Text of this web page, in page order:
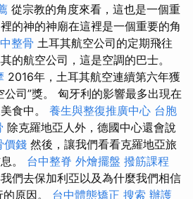
從宗教的角度來看，這也是一個重
的神的神廟在這裡是一個重要的角
整骨 土耳其航空公司的定期飛往
的航空公司，這是空調的巴士。
2016年，土耳其航空連續第六年獲
公司”獎。 匈牙利的影響最多出現在
食中。 養生與整復推廣中心 台胞
除克羅地亞人外，德國中心還會說
價錢 然後，讓我們看看克羅地亞旅
。 台中整脊 外燴擺盤 撥筋課程
們去保加利亞以及為什麼我們相信
原因。 台中體態矯正 搜索 辦護